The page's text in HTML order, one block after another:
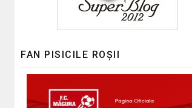
FAN PISICILE ROȘII